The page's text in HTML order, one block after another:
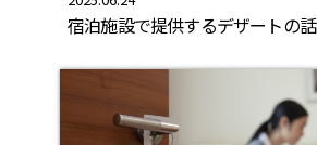
宿泊施設で提供するデザートの話